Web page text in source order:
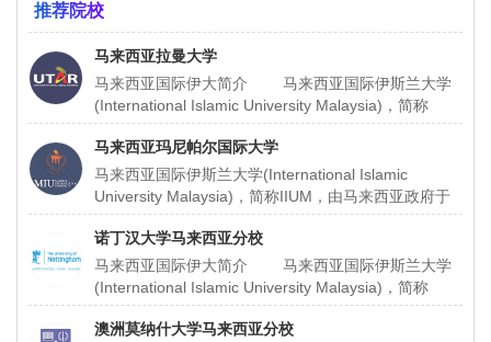
推荐院校
马来西亚拉曼大学
马来西亚国际伊大简介 马来西亚国际伊斯兰大学
(International Islamic University Malaysia)，简称
IIUM，由马来西亚
马来西亚玛尼帕尔国际大学
马来西亚国际伊斯兰大学(International Islamic
University Malaysia)，简称IIUM，由马来西亚政府于
1983年倡议和主办
诺丁汉大学马来西亚分校
马来西亚国际伊大简介 马来西亚国际伊斯兰大学
(International Islamic University Malaysia)，简称
IIUM，由马来西亚
澳洲莫纳什大学马来西亚分校